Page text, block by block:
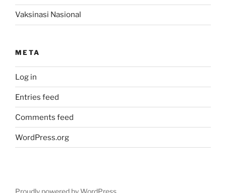
Vaksinasi Nasional
META
Log in
Entries feed
Comments feed
WordPress.org